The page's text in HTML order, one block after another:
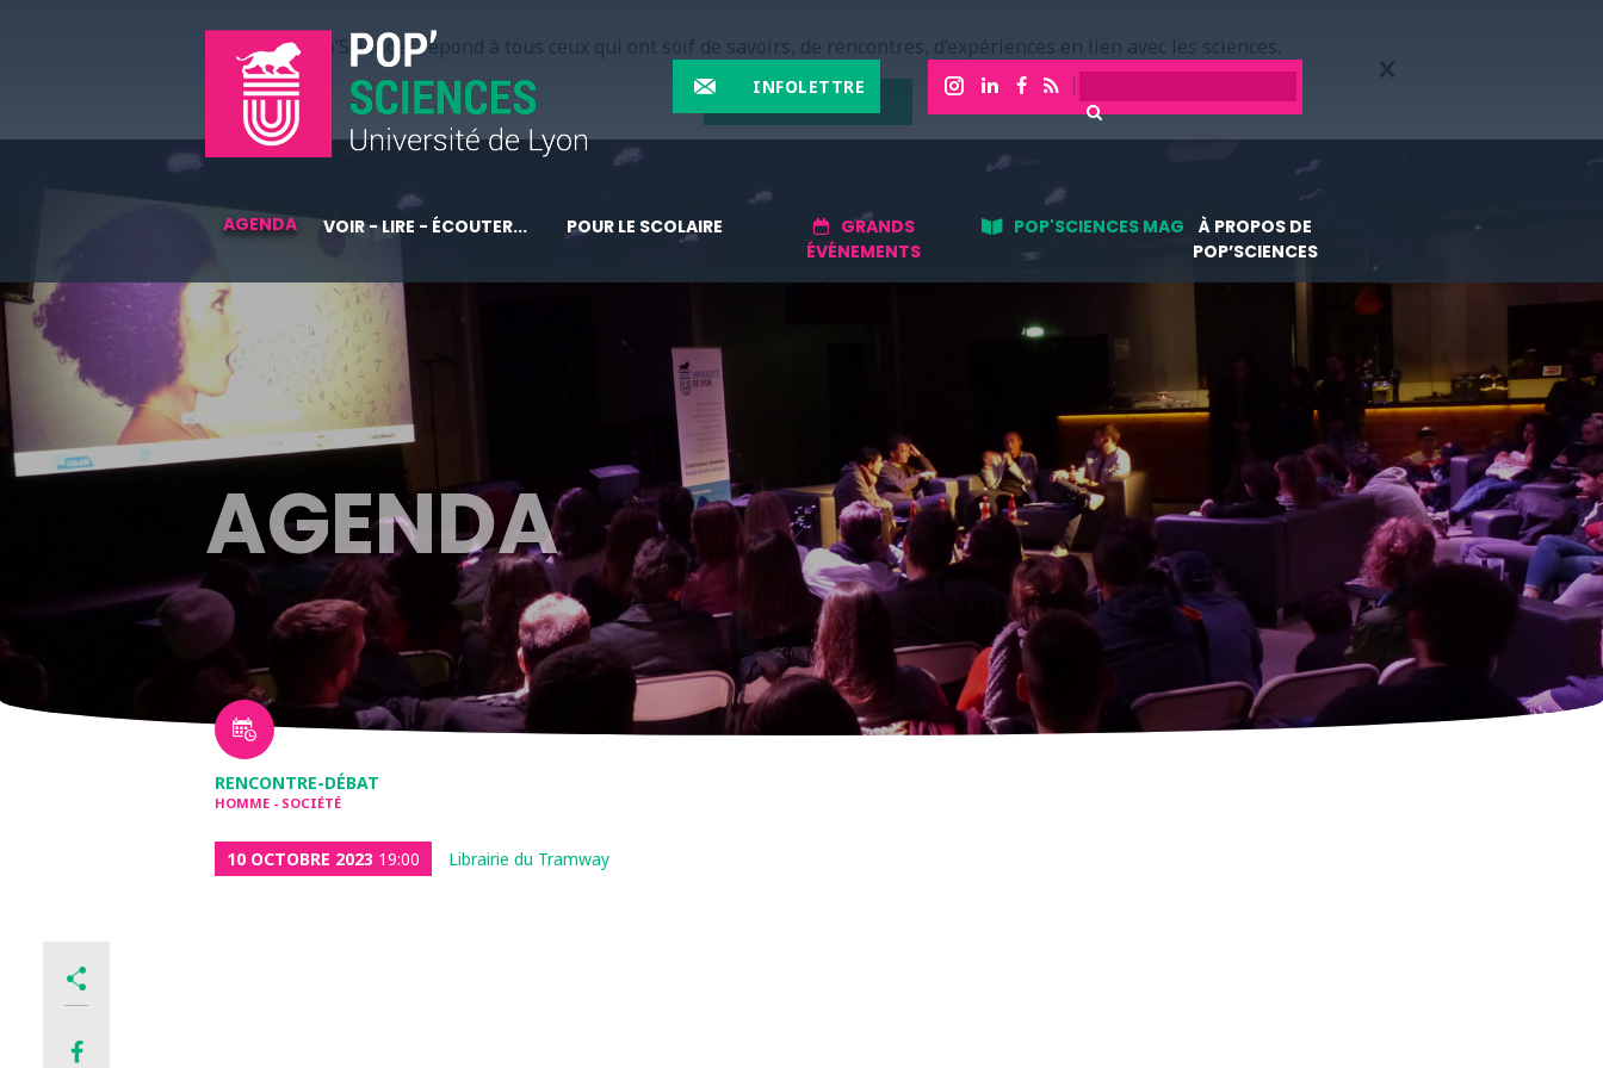
Pop’Sciences répond à tous ceux qui ont soif de savoirs, de rencontres, d’expériences en lien avec les sciences.
INFOLETTRE
AGENDA VOIR - LIRE - ÉCOUTER... POUR LE SCOLAIRE
GRANDS
ÉVÉNEMENTS
POP'SCIENCES MAG
À PROPOS DE
POP’SCIENCES
AGENDA
RENCONTRE-DÉBAT
HOMME - SOCIÉTÉ
10 OCTOBRE 2023 19:00 Librairie du Tramway